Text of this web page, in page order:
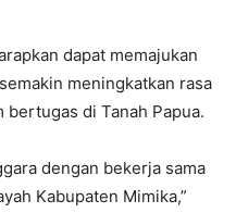
dapat memajukan
meningkatkan rasa
di Tanah Papua.
dengan bekerja sama
Kabupaten Mimika,”